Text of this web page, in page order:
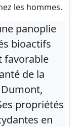
les hommes.
panoplie
bioactifs
favorable
de la
propriétés
en